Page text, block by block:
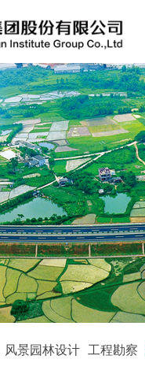
风景园林设计 工程勘察